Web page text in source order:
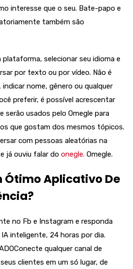
interesse que o seu. Bate-papo e
também são
selecionar seu idioma e
por texto ou por vídeo. Não é
nome, gênero ou qualquer
preferir, é possível acrescentar
serão usados pelo Omegle para
que gostam dos mesmos tópicos.
com pessoas aleatórias na
já ouviu falar do onegle. Omegle.
Ótimo Aplicativo De
no Fb e Instagram e responda
inteligente, 24 horas por dia.
qualquer canal de
clientes em um só lugar, de